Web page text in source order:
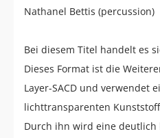
Nathanel Bettis (percussion)
Bei diesem Titel handelt es
Dieses Format ist die
Layer-SACD und verwendet
lichttransparenten
Durch ihn wird eine deutlich